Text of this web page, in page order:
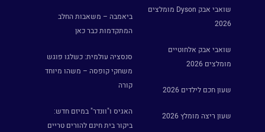
שואבי אבק Dyson מומלצים
2026
שואבי אבק אלחוטיים
מומלצים 2026
שעון חכם לילדים 2026
שעון ריצה מומלץ 2026
ביאמבה – משאבות החלב
המתקדמות כבר כאן
סנסציה עולמית: כשלגו פוגש
משחקי קופסה – משהו מיוחד
קורה
האגיס ו"וונדר" במיזם חדש:
ביקור בית חינם להורים טריים